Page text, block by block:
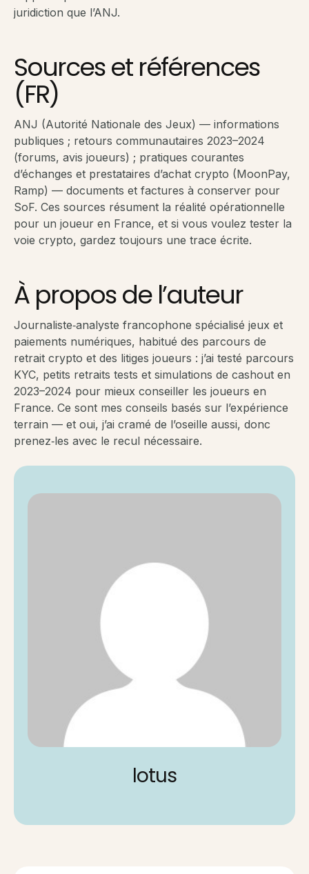
juridiction que l’ANJ.
Sources et références
(FR)
ANJ (Autorité Nationale des Jeux) — informations
publiques ; retours communautaires 2023–2024
(forums, avis joueurs) ; pratiques courantes
d’échanges et prestataires d’achat crypto (MoonPay,
Ramp) — documents et factures à conserver pour
SoF. Ces sources résument la réalité opérationnelle
pour un joueur en France, et si vous voulez tester la
voie crypto, gardez toujours une trace écrite.
À propos de l’auteur
Journaliste‑analyste francophone spécialisé jeux et
paiements numériques, habitué des parcours de
retrait crypto et des litiges joueurs : j’ai testé parcours
KYC, petits retraits tests et simulations de cashout en
2023–2024 pour mieux conseiller les joueurs en
France. Ce sont mes conseils basés sur l’expérience
terrain — et oui, j’ai cramé de l’oseille aussi, donc
prenez‑les avec le recul nécessaire.
lotus